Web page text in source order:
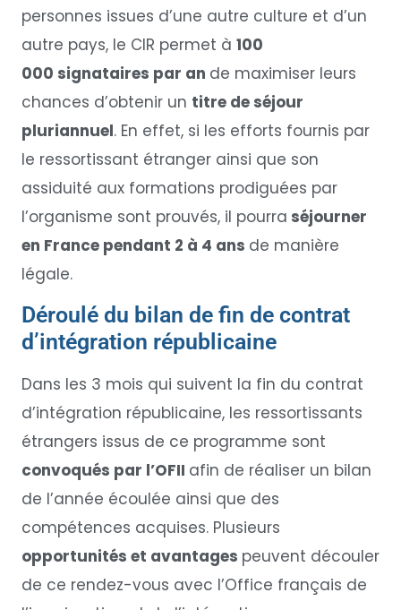
personnes issues d’une autre culture et d’un
autre pays, le CIR permet à 100
000 signataires par an de maximiser leurs
chances d’obtenir un titre de séjour
pluriannuel. En effet, si les efforts fournis par
le ressortissant étranger ainsi que son
assiduité aux formations prodiguées par
l’organisme sont prouvés, il pourra séjourner
en France pendant 2 à 4 ans de manière
légale.
Déroulé du bilan de fin de contrat
d’intégration républicaine
Dans les 3 mois qui suivent la fin du contrat
d’intégration républicaine, les ressortissants
étrangers issus de ce programme sont
convoqués par l’OFII afin de réaliser un bilan
de l’année écoulée ainsi que des
compétences acquises. Plusieurs
opportunités et avantages peuvent découler
de ce rendez-vous avec l’Office français de